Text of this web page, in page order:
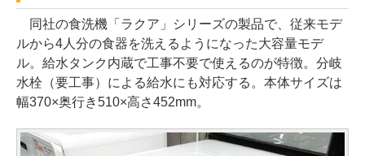
同社の食洗機「ラクア」シリーズの製品で、従来モデ
ルから4人分の食器を洗えるようになった大容量モデ
ル。給水タンク内蔵で工事不要で使えるのが特徴。分岐
水栓（要工事）による給水にも対応する。本体サイズは
幅370×奥行き510×高さ452mm。